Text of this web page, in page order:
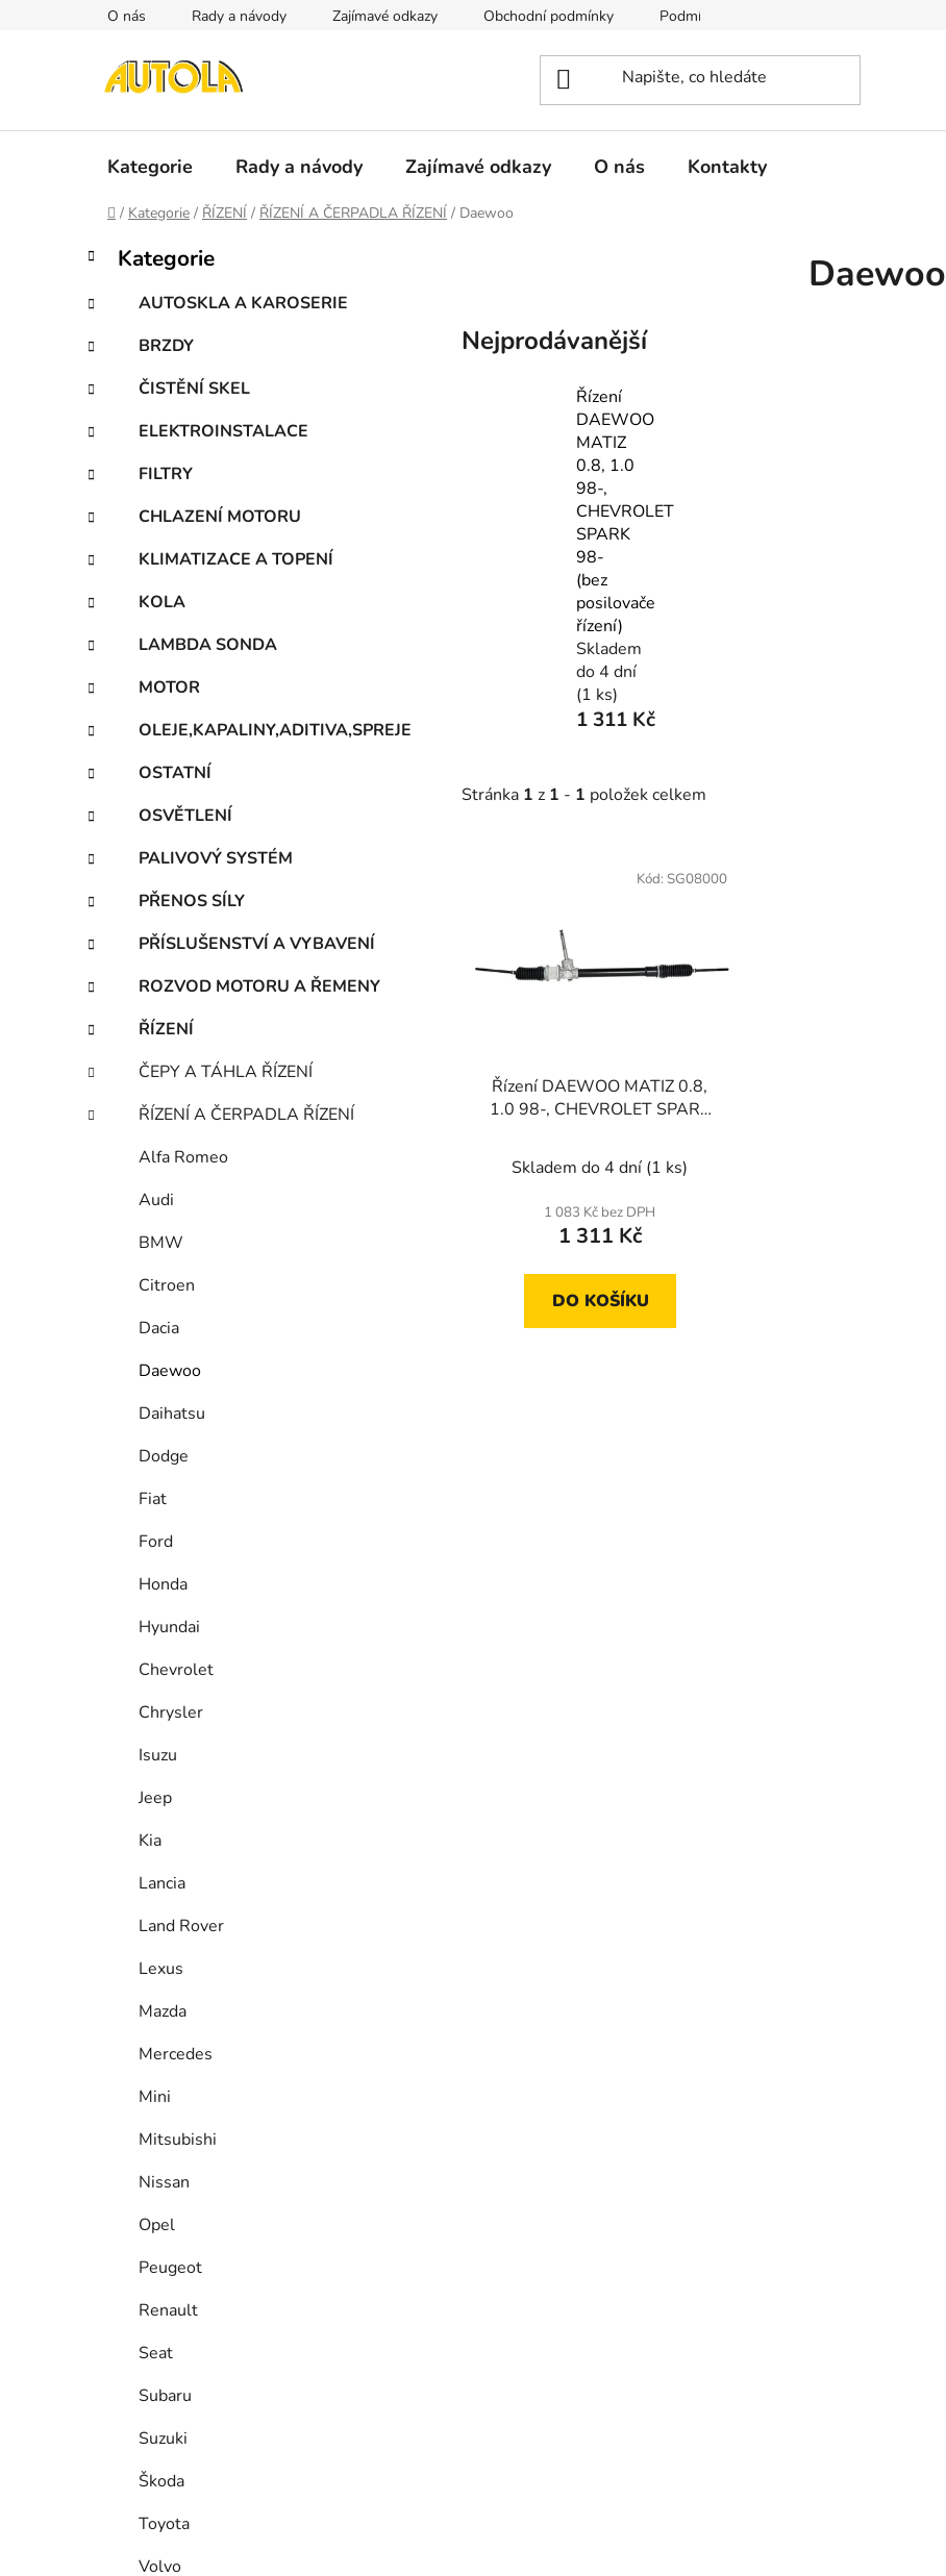
O nás Rady a návody Zajímavé odkazy Obchodní podmínky Podmínky ochrany osobních údajů
Kategorie Rady a návody Zajímavé odkazy O nás Kontakty
Domů
/ Kategorie / ŘÍZENÍ / ŘÍZENÍ A ČERPADLA ŘÍZENÍ / Daewoo
P
s
r
a
n
í
p
a
e
l
Přeskočit
kategorie
K
a
e
g
o
r
e
Kategorie
AUTOSKLA A KAROSERIE
BRZDY
ČISTĚNÍ SKEL
ELEKTROINSTALACE
FILTRY
CHLAZENÍ MOTORU
KLIMATIZACE A TOPENÍ
KOLA
LAMBDA SONDA
MOTOR
OLEJE,KAPALINY,ADITIVA,SPREJE
OSTATNÍ
OSVĚTLENÍ
PALIVOVÝ SYSTÉM
PŘENOS SÍLY
PŘÍSLUŠENSTVÍ A VYBAVENÍ
ROZVOD MOTORU A ŘEMENY
ŘÍZENÍ
ČEPY A TÁHLA ŘÍZENÍ
ŘÍZENÍ A ČERPADLA ŘÍZENÍ
Alfa Romeo
Audi
BMW
Citroen
Dacia
Daewoo
Daihatsu
Dodge
Fiat
Ford
Honda
Hyundai
Chevrolet
Chrysler
Isuzu
Jeep
Kia
Lancia
Land Rover
Lexus
Mazda
Mercedes
Mini
Mitsubishi
Nissan
Opel
Peugeot
Renault
Seat
Subaru
Suzuki
Škoda
Toyota
Volvo
Daewoo
Nejprodávanější
Řízení
DAEWOO
MATIZ
0.8, 1.0
98-,
CHEVROLET
SPARK
98-
(bez
posilovače
řízení)
Skladem
do 4 dní
(1 ks)
1 311 Kč
Stránka 1 z 1 - 1 položek celkem
Řízení DAEWOO MATIZ 0.8,
1.0 98-, CHEVROLET SPARK
Skladem do 4 dní (1 ks)
1 083 Kč bez DPH
1 311 Kč
DO KOŠÍKU
Kód: SG08000